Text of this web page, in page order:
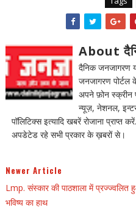
About
दैनिक जनजागरण
जनजागरण पोर्टल
अपने फ़ोन स्क्रीन
न्यूज़, नेशनल,
पॉलिटिक्स इत्यादि खबरें रोजाना
अपडेटेड रहे सभी प्रकार के ख़बरों से।
Newer Article
Lmp. संस्कार की पाठशाला में प्रज्ज्वलित
भविष्य का हाथ